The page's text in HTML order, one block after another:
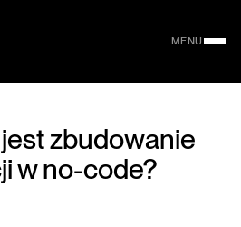
MENU
zbudowanie
w no-code?